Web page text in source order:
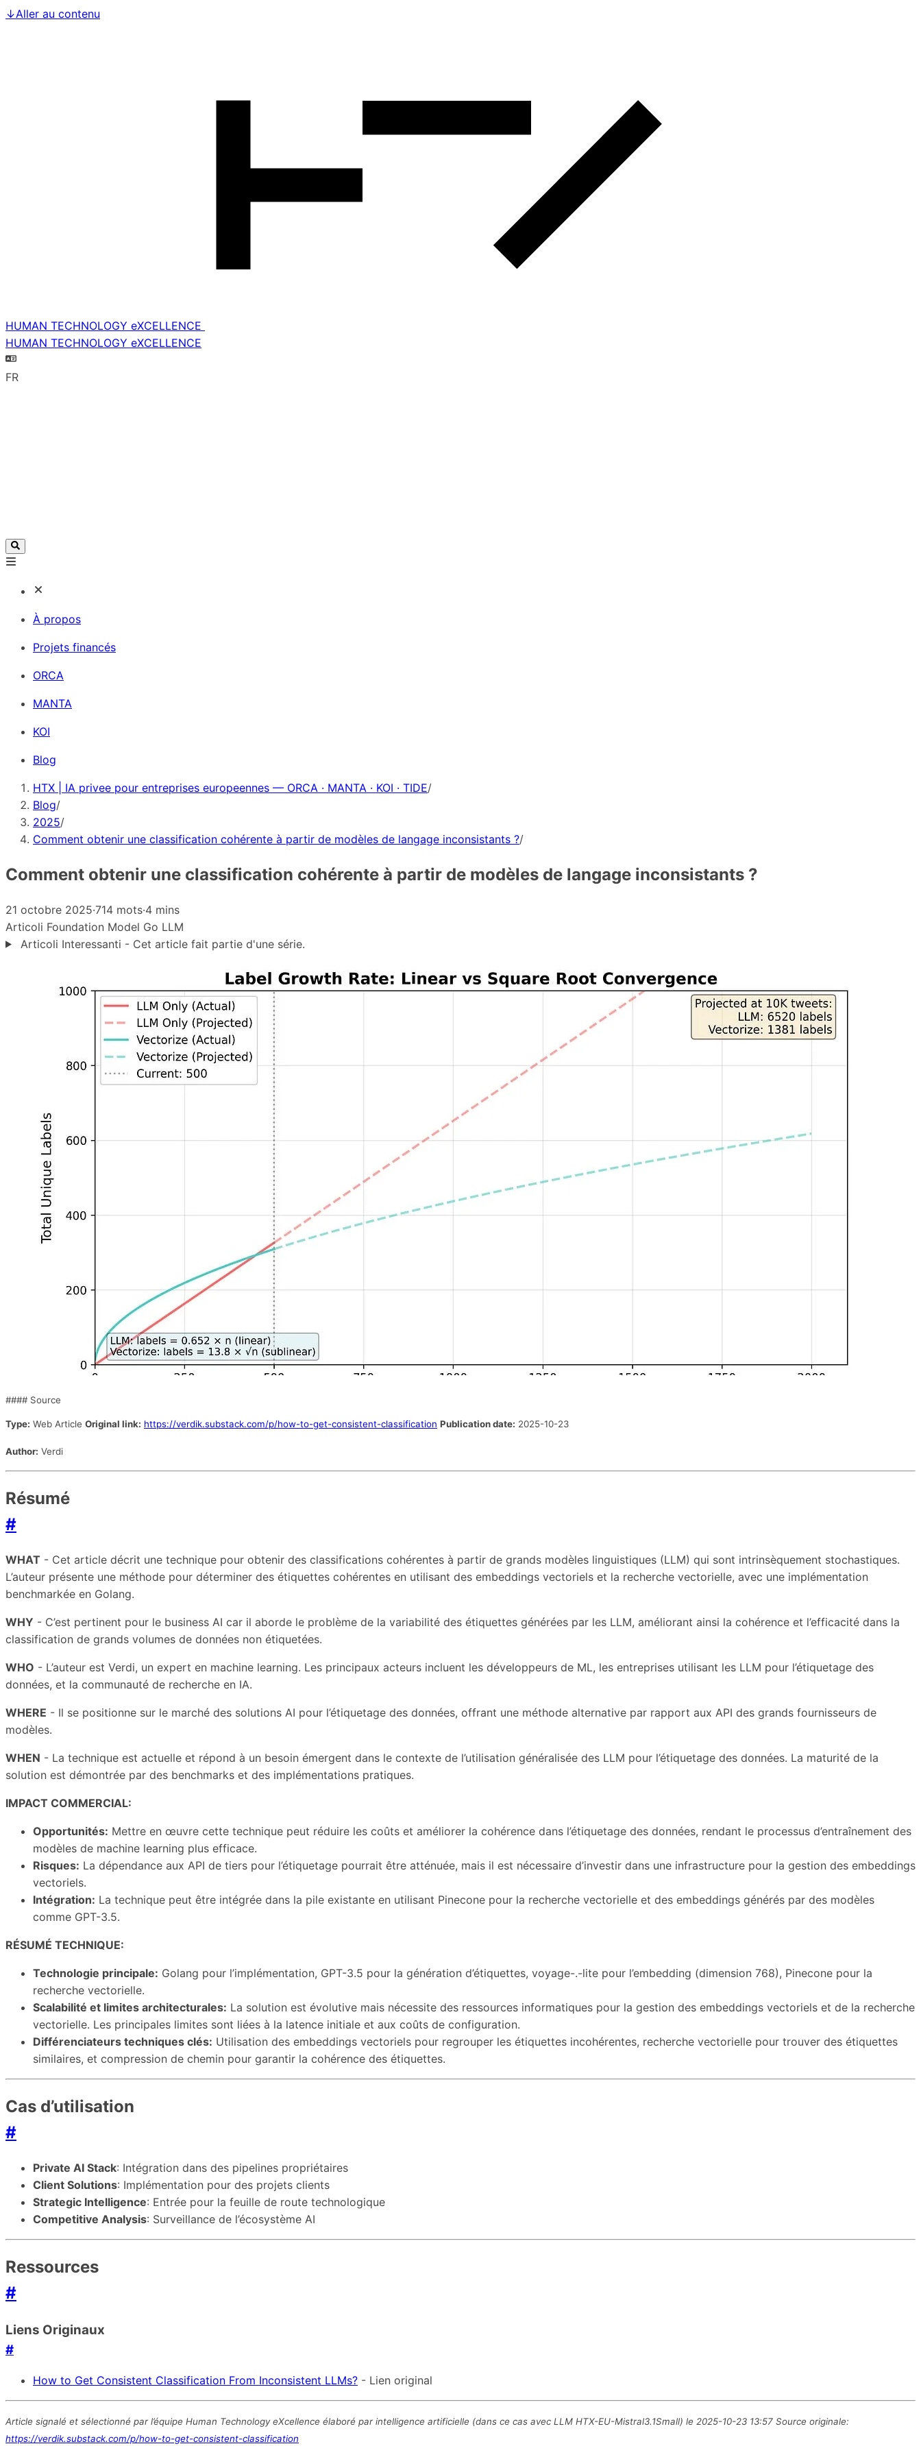
↓Aller au contenu
HUMAN TECHNOLOGY eXCELLENCE
HUMAN TECHNOLOGY eXCELLENCE
FR
À propos
Projets financés
ORCA
MANTA
KOI
Blog
HTX | IA privee pour entreprises europeennes — ORCA · MANTA · KOI · TIDE/
Blog/
2025/
Comment obtenir une classification cohérente à partir de modèles de langage inconsistants ?/
Comment obtenir une classification cohérente à partir de modèles de langage inconsistants ?
21 octobre 2025·714 mots·4 mins
Articoli Foundation Model Go LLM
Articoli Interessanti - Cet article fait partie d'une série.
#### Source
Type: Web Article Original link: https://verdik.substack.com/p/how-to-get-consistent-classification Publication date: 2025-10-23
Author: Verdi
Résumé
#
WHAT - Cet article décrit une technique pour obtenir des classifications cohérentes à partir de grands modèles linguistiques (LLM) qui sont intrinsèquement stochastiques.
L’auteur présente une méthode pour déterminer des étiquettes cohérentes en utilisant des embeddings vectoriels et la recherche vectorielle, avec une implémentation
benchmarkée en Golang.
WHY - C’est pertinent pour le business AI car il aborde le problème de la variabilité des étiquettes générées par les LLM, améliorant ainsi la cohérence et l’efficacité dans la
classification de grands volumes de données non étiquetées.
WHO - L’auteur est Verdi, un expert en machine learning. Les principaux acteurs incluent les développeurs de ML, les entreprises utilisant les LLM pour l’étiquetage des
données, et la communauté de recherche en IA.
WHERE - Il se positionne sur le marché des solutions AI pour l’étiquetage des données, offrant une méthode alternative par rapport aux API des grands fournisseurs de
modèles.
WHEN - La technique est actuelle et répond à un besoin émergent dans le contexte de l’utilisation généralisée des LLM pour l’étiquetage des données. La maturité de la
solution est démontrée par des benchmarks et des implémentations pratiques.
IMPACT COMMERCIAL:
Opportunités: Mettre en œuvre cette technique peut réduire les coûts et améliorer la cohérence dans l’étiquetage des données, rendant le processus d’entraînement des
modèles de machine learning plus efficace.
Risques: La dépendance aux API de tiers pour l’étiquetage pourrait être atténuée, mais il est nécessaire d’investir dans une infrastructure pour la gestion des embeddings
vectoriels.
Intégration: La technique peut être intégrée dans la pile existante en utilisant Pinecone pour la recherche vectorielle et des embeddings générés par des modèles
comme GPT-3.5.
RÉSUMÉ TECHNIQUE:
Technologie principale: Golang pour l’implémentation, GPT-3.5 pour la génération d’étiquettes, voyage-.-lite pour l’embedding (dimension 768), Pinecone pour la
recherche vectorielle.
Scalabilité et limites architecturales: La solution est évolutive mais nécessite des ressources informatiques pour la gestion des embeddings vectoriels et de la recherche
vectorielle. Les principales limites sont liées à la latence initiale et aux coûts de configuration.
Différenciateurs techniques clés: Utilisation des embeddings vectoriels pour regrouper les étiquettes incohérentes, recherche vectorielle pour trouver des étiquettes
similaires, et compression de chemin pour garantir la cohérence des étiquettes.
Cas d’utilisation
#
Private AI Stack: Intégration dans des pipelines propriétaires
Client Solutions: Implémentation pour des projets clients
Strategic Intelligence: Entrée pour la feuille de route technologique
Competitive Analysis: Surveillance de l’écosystème AI
Ressources
#
Liens Originaux
#
How to Get Consistent Classification From Inconsistent LLMs? - Lien original
Article signalé et sélectionné par l’équipe Human Technology eXcellence élaboré par intelligence artificielle (dans ce cas avec LLM HTX-EU-Mistral3.1Small) le 2025-10-23 13:57 Source originale:
https://verdik.substack.com/p/how-to-get-consistent-classification